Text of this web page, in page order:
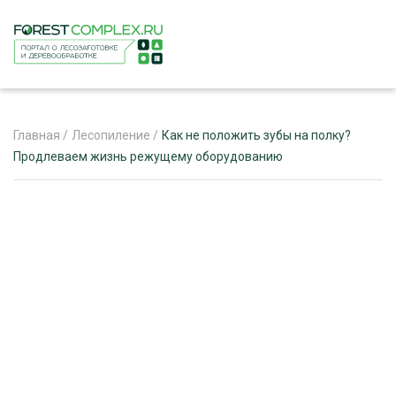
Главная / Лесопиление / Как не положить зубы на полку?
Продлеваем жизнь режущему оборудованию